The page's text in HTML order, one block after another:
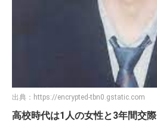
出典： https://encrypted-tbn0.gstatic.com
高校時代は1人の女性と3年間交際